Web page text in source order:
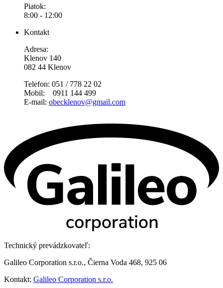
Piatok:
8:00 - 12:00
Kontakt
Adresa:
Klenov 140
082 44 Klenov
Telefon: 051 / 778 22 02
Mobil: 0911 144 499
E-mail: obecklenov@gmail.com
Technický prevádzkovateľ:
Galileo Corporation s.r.o., Čierna Voda 468, 925 06
Kontakt: Galileo Corporation s.r.o.